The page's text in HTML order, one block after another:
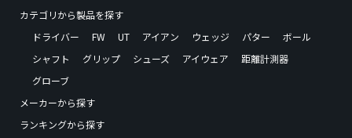
カテゴリから製品を探す
ドライバー
FW UT アイアン ウェッジ パター
ボール
シャフト
グリップ シューズ アイウェア
距離計測器
グローブ
メーカーから探す
ランキングから探す